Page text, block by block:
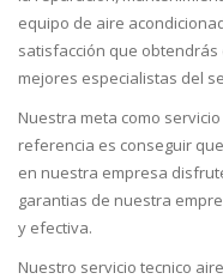
equipo de aire
satisfacción que
mejores especialistas del
Nuestra meta como
referencia es conseguir
en nuestra empresa
garantias de nuestra
y efectiva.
Nuestro servicio tecnico